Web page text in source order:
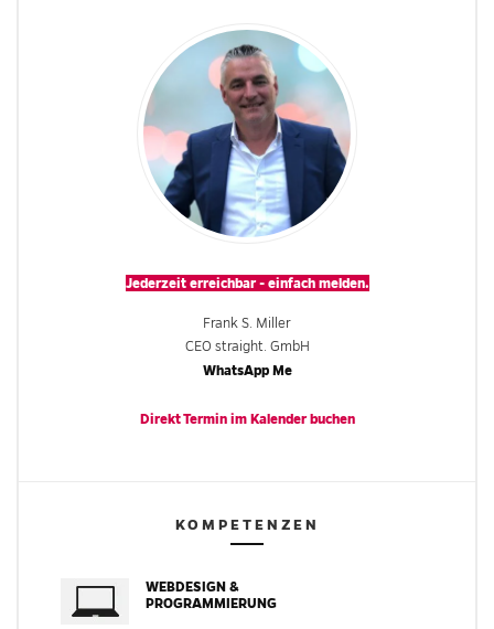
Jederzeit erreichbar - einfach melden.
Frank S. Miller
CEO straight. GmbH
WhatsApp Me
Direkt Termin im Kalenderbuchen
KOMPETENZEN
WEBDESIGN &
PROGRAMMIERUNG